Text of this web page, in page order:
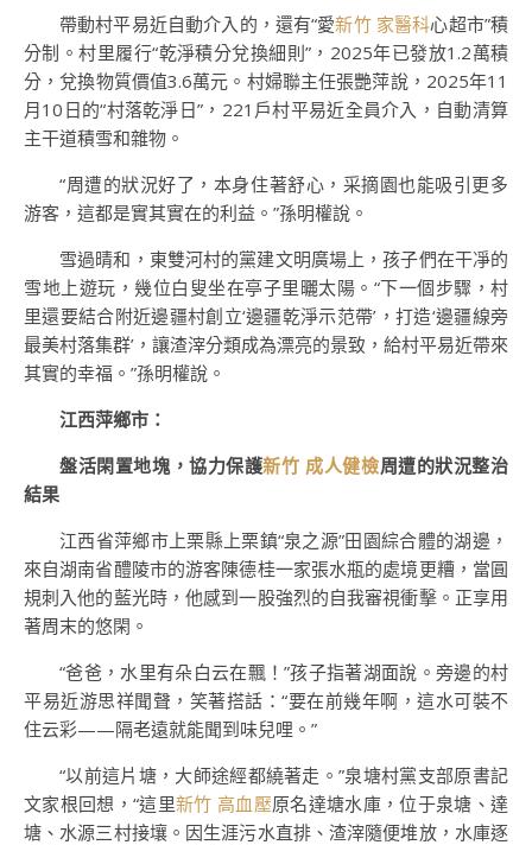
帶動村平易近自動介入的，還有“愛新竹 家醫科心超市”積
分制。村里履行“乾淨積分兌換細則”，2025年已發放1.2萬積
分，兌換物質價值3.6萬元。村婦聯主任張艷萍說，2025年11
月10日的“村落乾淨日”，221戶村平易近全員介入，自動清算
主干道積雪和雜物。
“周遭的狀況好了，本身住著舒心，采摘園也能吸引更多
游客，這都是實其實在的利益。”孫明權說。
雪過晴和，東雙河村的黨建文明廣場上，孩子們在干凈的
雪地上遊玩，幾位白叟坐在亭子里曬太陽。“下一個步驟，村
里還要結合附近邊疆村創立‘邊疆乾淨示范帶’，打造‘邊疆線旁
最美村落集群’，讓渣滓分類成為漂亮的景致，給村平易近帶來
其實的幸福。”孫明權說。
江西萍鄉市：
盤活閑置地塊，協力保護新竹 成人健檢周遭的狀況整治
結果
江西省萍鄉市上栗縣上栗鎮“泉之源”田園綜合體的湖邊，
來自湖南省醴陵市的游客陳德桂一家張水瓶的處境更糟，當圓
規刺入他的藍光時，他感到一股強烈的自我審視衝擊。正享用
著周末的悠閑。
“爸爸，水里有朵白云在飄！”孩子指著湖面說。旁邊的村
平易近游思祥聞聲，笑著搭話：“要在前幾年啊，這水可裝不
住云彩——隔老遠就能聞到味兒哩。”
“以前這片塘，大師途經都繞著走。”泉塘村黨支部原書記
文家根回想，“這里新竹 高血壓原名達塘水庫，位于泉塘、達
塘、水源三村接壤。因生涯污水直排、渣滓隨便堆放，水庫逐